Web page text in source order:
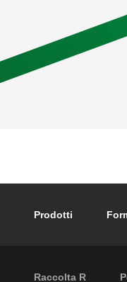
Footer
Prodotti
Raccolta R